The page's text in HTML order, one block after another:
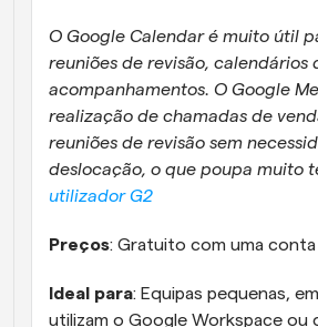
O Google Calendar é muito útil
reuniões de revisão, calendários
acompanhamentos. O Google
realização de chamadas de
reuniões de revisão sem
utilizador G2
Preços: Gratuito com uma
Ideal para: Equipas pequenas,
utilizam o Google Workspace ou